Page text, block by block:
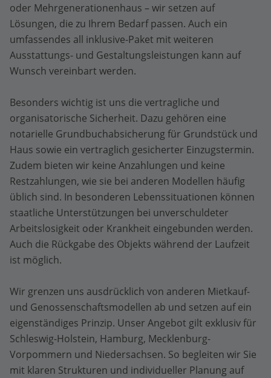
oder Mehrgenerationenhaus – wir setzen auf
Lösungen, die zu Ihrem Bedarf passen. Auch ein
umfassendes all inklusive-Paket mit weiteren
Ausstattungs- und Gestaltungsleistungen kann auf
Wunsch vereinbart werden.
Besonders wichtig ist uns die vertragliche und
organisatorische Sicherheit. Dazu gehören eine
notarielle Grundbuchabsicherung für Grundstück und
Haus sowie ein vertraglich gesicherter Einzugstermin.
Zudem bieten wir keine Anzahlungen und keine
Restzahlungen, wie sie bei anderen Modellen häufig
üblich sind. In besonderen Lebenssituationen können
staatliche Unterstützungen bei unverschuldeter
Arbeitslosigkeit oder Krankheit eingebunden werden.
Auch die Rückgabe des Objekts während der Laufzeit
ist möglich.
Wir grenzen uns ausdrücklich von anderen Mietkauf-
und Genossenschaftsmodellen ab und setzen auf ein
eigenständiges Prinzip. Unser Angebot gilt exklusiv für
Schleswig-Holstein, Hamburg, Mecklenburg-
Vorpommern und Niedersachsen. So begleiten wir Sie
mit klaren Strukturen und individueller Planung auf